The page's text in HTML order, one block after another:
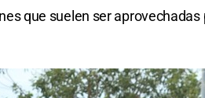
que suelen ser aprovechadas